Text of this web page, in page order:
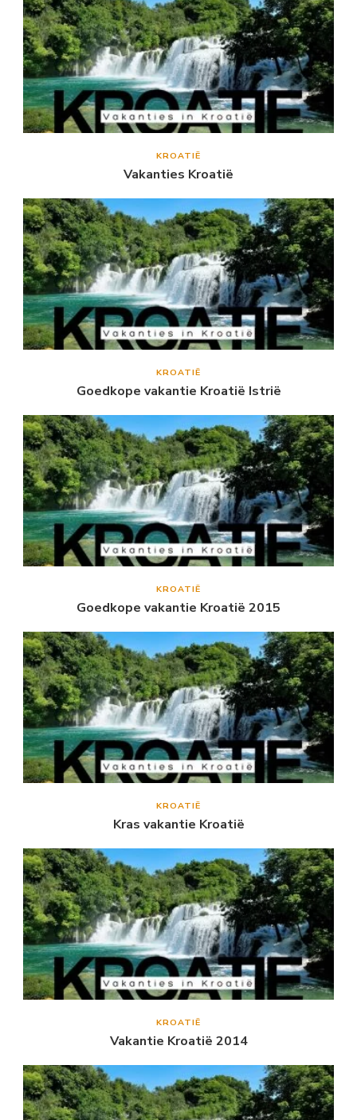
KROATIË
Vakanties Kroatië
KROATIË
Goedkope vakantie Kroatië Istrië
KROATIË
Goedkope vakantie Kroatië 2015
KROATIË
Kras vakantie Kroatië
KROATIË
Vakantie Kroatië 2014